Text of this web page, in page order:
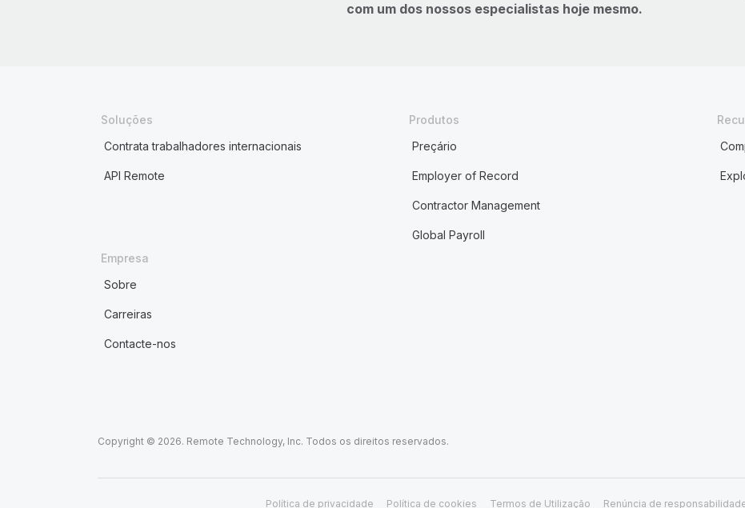
com um dos nossos especialistas hoje mesmo.
Soluções
Contrata trabalhadores internacionais
API Remote
Produtos
Preçário
Employer of Record
Contractor Management
Global Payroll
Empresa
Sobre
Carreiras
Contacte-nos
Copyright © 2026. Remote Technology, Inc. Todos os direitos reservados.
Política de privacidade Política de cookies Termos de Utilização Renúncia de